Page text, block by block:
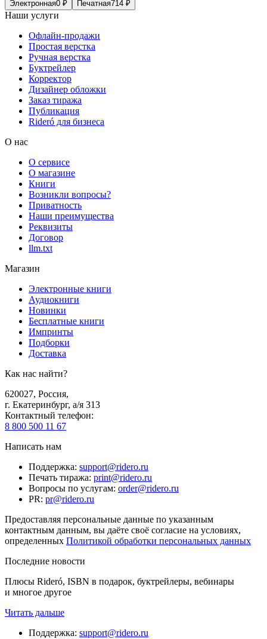
Электронная0 ₽ Печатная714 ₽
Наши услуги
Офлайн-продажи
Простая верстка
Ручная верстка
Буктрейлер
Корректор
Дизайнер обложки
Заказ тиража
Публикация
Rideró для бизнеса
О нас
О сервисе
О магазине
Книги
Возникли вопросы?
Приватность
Наши преимущества
Реквизиты
Договор
llm.txt
Магазин
Электронные книги
Аудиокниги
Новинки
Бесплатные книги
Импринты
Подборки
Доставка
Как нас найти?
620027, Россия,
г. Екатеринбург, а/я 313
Контактный телефон:
8 800 500 11 67
Написать нам
Поддержка: support@ridero.ru
Печать тиража: print@ridero.ru
Вопросы по услугам: order@ridero.ru
PR: pr@ridero.ru
Предоставляя персональные данные по указанным
контактным данным, вы даёте своё согласие на условиях,
определенных Политикой обработки персональных данных
Последние новости
Плюсы Rideró, ISBN в подарок, буктрейлеры, вебинары
и многое другое
Читать дальше
Поддержка: support@ridero.ru